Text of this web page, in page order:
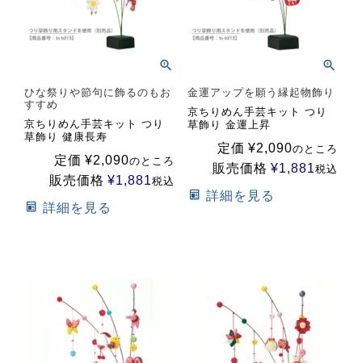
ひな祭りや節句に飾るのもお
すすめ
京ちりめん手芸キット つり
草飾り 健康長寿
定価 ¥2,090のところ
販売価格 ¥1,881税込
詳細を見る
金運アップを願う縁起物飾り
京ちりめん手芸キット つり
草飾り 金運上昇
定価 ¥2,090のところ
販売価格 ¥1,881税込
詳細を見る